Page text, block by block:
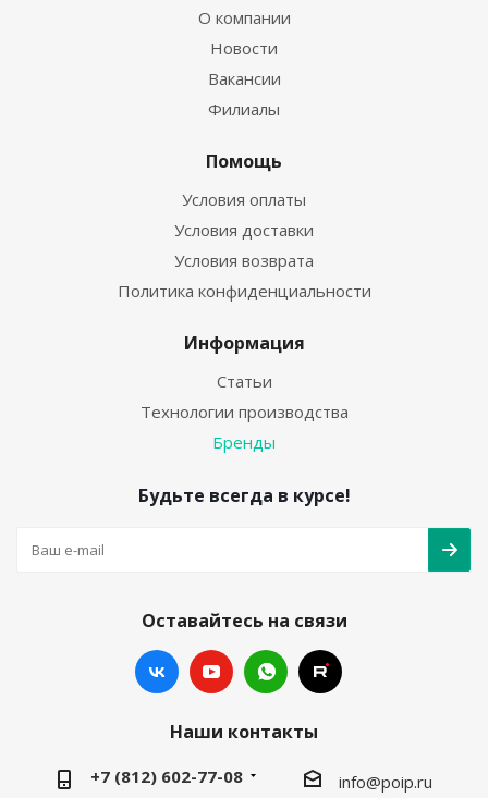
О компании
Новости
Вакансии
Филиалы
Помощь
Условия оплаты
Условия доставки
Условия возврата
Политика конфиденциальности
Информация
Статьи
Технологии производства
Бренды
Будьте всегда в курсе!
Оставайтесь на связи
Наши контакты
+7 (812) 602-77-08 info@poip.ru